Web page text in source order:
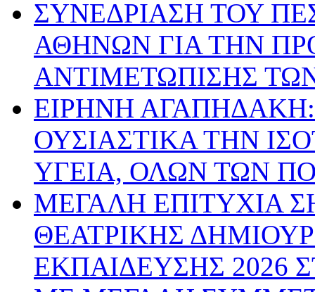
ΣΥΝΕΔΡΙΑΣΗ ΤΟΥ
ΑΘΗΝΩΝ ΓΙΑ ΤΗΝ
ΑΝΤΙΜΕΤΩΠΙΣΗΣ
ΕΙΡΗΝΗ ΑΓΑΠΗΔΑΚΗ:
ΟΥΣΙΑΣΤΙΚΑ ΤΗΝ
ΥΓΕΙΑ, ΟΛΩΝ ΤΩΝ
ΜΕΓΑΛΗ ΕΠΙΤΥΧΙΑ
ΘΕΑΤΡΙΚΗΣ
ΕΚΠΑΙΔΕΥΣΗΣ 2026